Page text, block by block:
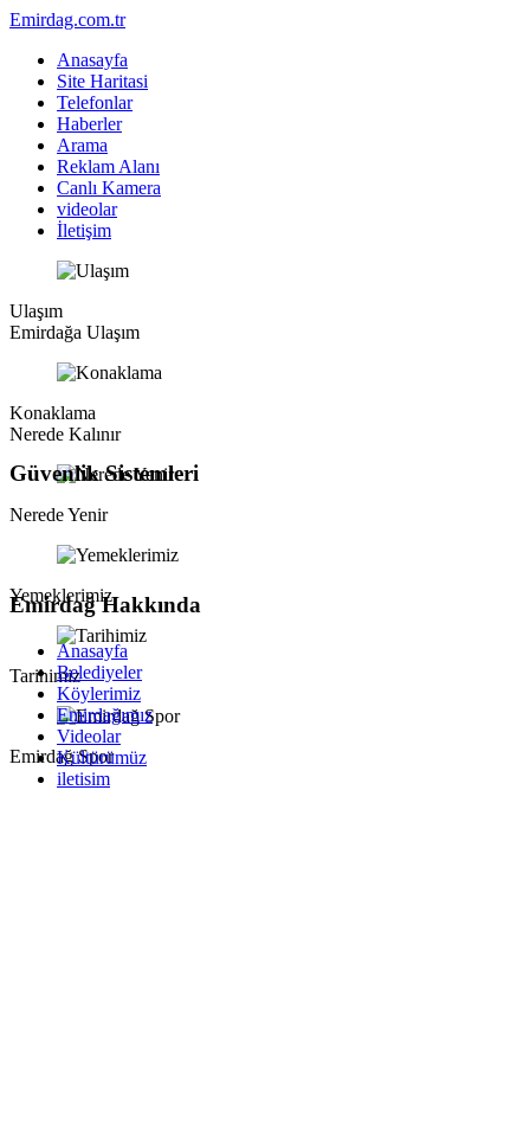
Emirdag.com.tr
Anasayfa
Site Haritasi
Telefonlar
Haberler
Arama
Reklam Alanı
Canlı Kamera
videolar
İletişim
Ulaşım
Emirdağa Ulaşım
Konaklama
Nerede Kalınır
Nerede Yenir
Yemeklerimiz
Tarihimiz
Emirdağ Spor
Güvenlik Sistemleri
Emirdağ Hakkında
Anasayfa
Belediyeler
Köylerimiz
Emirdağımız
Videolar
Kültürümüz
iletisim